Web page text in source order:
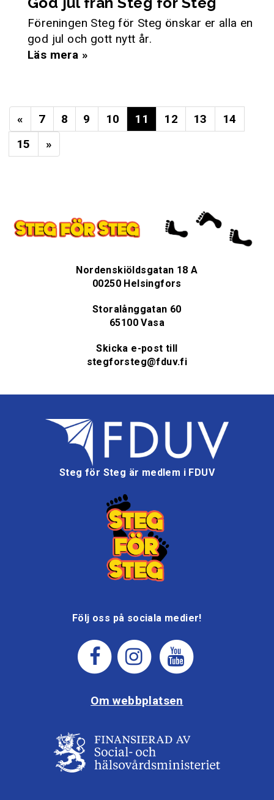
Föreningen Steg för Steg önskar er alla en
god jul och gott nytt år.
Läs mera »
« 7 8 9 10 11 12 13
14
15
»
Nordenskiöldsgatan 18 A
00250 Helsingfors
Storalånggatan 60
65100 Vasa
Skicka e-post till
stegforsteg@fduv.fi
Steg för Steg är medlem i FDUV
Följ oss på sociala medier!
Om webbplatsen